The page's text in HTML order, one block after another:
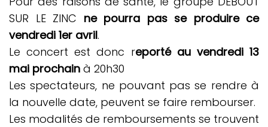
SUR LE ZINC ne pourra pas se produire ce
vendredi 1er avril.
Le concert est donc reporté au vendredi 13
mai prochain à 20h30
Les spectateurs, ne pouvant pas se rendre à
la nouvelle date, peuvent se faire rembourser.
Les modalités de remboursements se trouvent